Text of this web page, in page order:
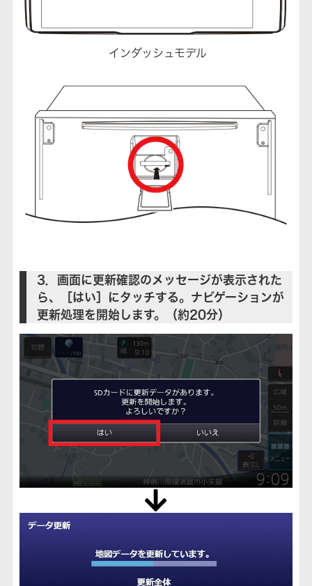
インダッシュモデル
3．画面に更新確認のメッセージが表示された
ら、［はい］にタッチする。ナビゲーションが
更新処理を開始します。（約20分）